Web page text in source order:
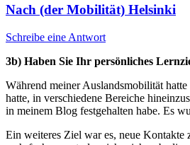
Nach (der Mobilität) Helsinki
Schreibe eine Antwort
3b) Haben Sie Ihr persönliches
Während meiner Auslandsmobilität
hatte, in verschiedene Bereiche
in meinem Blog festgehalten habe. Es
Ein weiteres Ziel war es, neue